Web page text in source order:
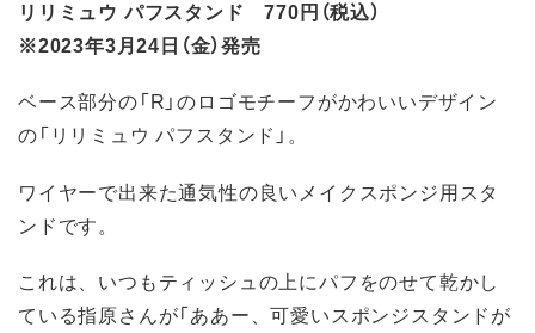
リリミュウ パフスタンド 770円（税込）
※2023年3月24日（金）発売
ベース部分の「R」のロゴモチーフがかわいいデザイン
の「リリミュウ パフスタンド」。
ワイヤーで出来た通気性の良いメイクスポンジ用スタ
ンドです。
これは、いつもティッシュの上にパフをのせて乾かし
ている指原さんが「ああー、可愛いスポンジスタンドが